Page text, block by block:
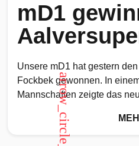
mD1
Unsere mD1 hat gestern
Fockbek gewonnen. In
Mannschaften zeigte das
Spielern der Jahrgänge 2014
arrow_circle_up